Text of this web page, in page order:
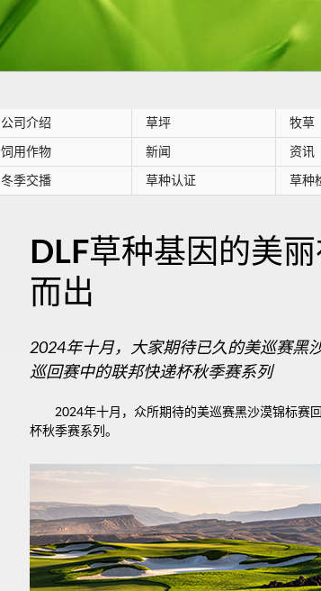
公司介绍 草坪 牧草
饲用作物 新闻 资讯
冬季交播 草种认证 草种
DLF草种基因的美
而出
2024年十月，大家期待已久的美巡赛黑
巡回赛中的联邦快递杯秋季赛系列
2024年十月，众所期待的美巡赛黑沙漠锦标赛
杯秋季赛系列。